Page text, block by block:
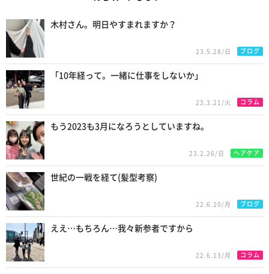
木村さん。明日やすまれますか？
23.5.28/日 ブログ
「10年経って。一緒に仕事をしないか」
23.3.21/火 コラム
もう2023も3月になろうとしていますね。
23.2.26/日 ヘアケア
世紀の一戦を経て(髪型考察)
22.6.20/月 ブログ
ええ…もちろん…我々新参者ですから
22.6.13/月 コラム